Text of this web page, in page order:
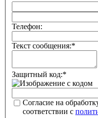
Телефон:
Текст сообщения:*
Защитный код:*
Согласие на
соответствии с